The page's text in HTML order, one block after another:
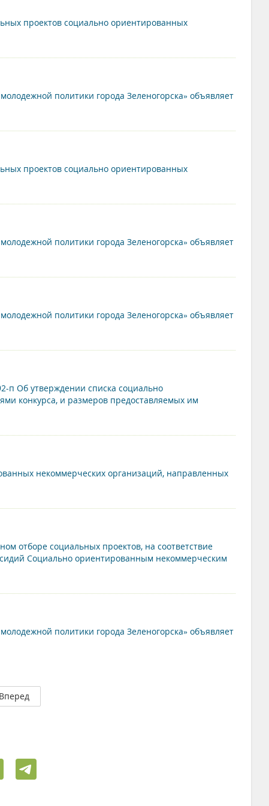
проектов социально ориентированных
политики города Зеленогорска» объявляет
проектов социально ориентированных
политики города Зеленогорска» объявляет
политики города Зеленогорска» объявляет
п Об утверждении списка социально
конкурса, и размеров предоставляемых им
некоммерческих организаций, направленных
отборе социальных проектов, на соответствие
Социально ориентированным некоммерческим
политики города Зеленогорска» объявляет
Вперед